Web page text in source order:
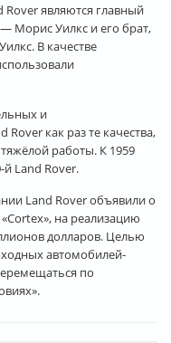
являются главный
Морис Уилкс и его брат,
В качестве
и
как раз те качества,
работы. К 1959
й Land Rover.
Land Rover объявили о
на реализацию
долларов. Целью
автомобилей-
по